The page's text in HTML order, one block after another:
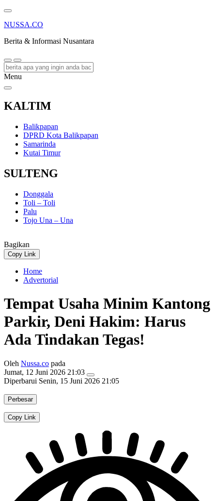
NUSSA.CO
Berita & Informasi Nusantara
Menu
KALTIM
Balikpapan
DPRD Kota Balikpapan
Samarinda
Kutai Timur
SULTENG
Donggala
Toli – Toli
Palu
Tojo Una – Una
Bagikan
Copy Link
Home
Advertorial
Tempat Usaha Minim Kantong
Parkir, Deni Hakim: Harus
Ada Tindakan Tegas!
Oleh Nussa.co pada
Jumat, 12 Juni 2026 21:03
Diperbarui Senin, 15 Juni 2026 21:05
Perbesar
Copy Link